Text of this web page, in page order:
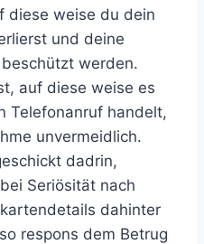
diese weise du dein
und deine
werden.
auf diese weise es
Telefonanruf handelt,
unvermeidlich.
dadrin,
Seriösität nach
dahinter
respons dem Betrug